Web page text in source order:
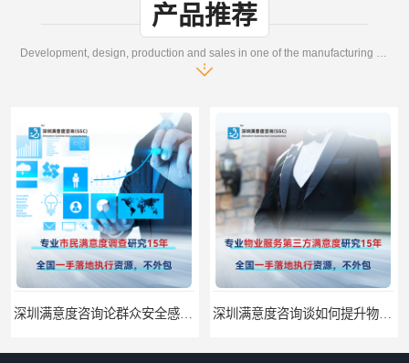
产品推荐
Development, design, production and sales in one of the manufacturing enterprises